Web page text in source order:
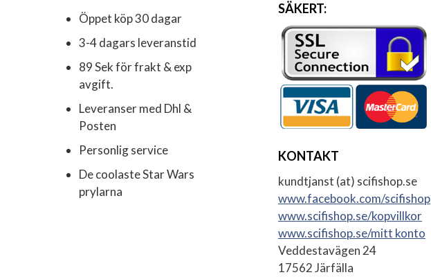
Öppet köp 30 dagar
3-4 dagars leveranstid
89 Sek för frakt & exp
avgift.
Leveranser med Dhl &
Posten
Personlig service
De coolaste Star Wars
prylarna
SÄKERT:
KONTAKT
kundtjanst (at) scifishop.se
www.facebook.com/scifishop
www.scifishop.se/kopvillkor
www.scifishop.se/mitt konto
Veddestavägen 24
17562 Järfälla